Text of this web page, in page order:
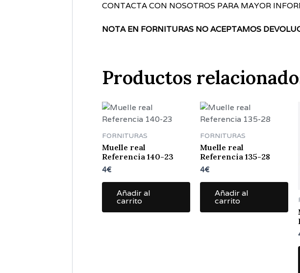
CONTACTA CON NOSOTROS PARA MAYOR
NOTA EN FORNITURAS NO ACEPTAMOS
Productos
FORNITURAS
Muelle real
Referencia 140-23
4€
Añadir al
carrito
FORNITURAS
Muelle real
Referencia 135-28
4€
Añadir al
carrito